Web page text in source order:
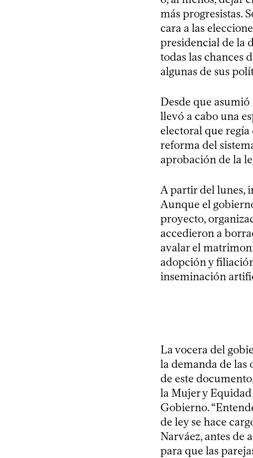
más progresistas.
cara a las
presidencial de la
todas las chances
algunas de sus
Desde que
llevó a cabo una
electoral que regía
reforma del
aprobación de la
A partir del lunes,
Aunque el
proyecto,
accedieron a
avalar el
adopción y
inseminación
La vocera del
la demanda de las
de este
la Mujer y
Gobierno.
de ley se hace
Narváez, antes de
para que las